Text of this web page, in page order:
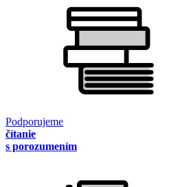
Podporujeme
čítanie
s porozumením